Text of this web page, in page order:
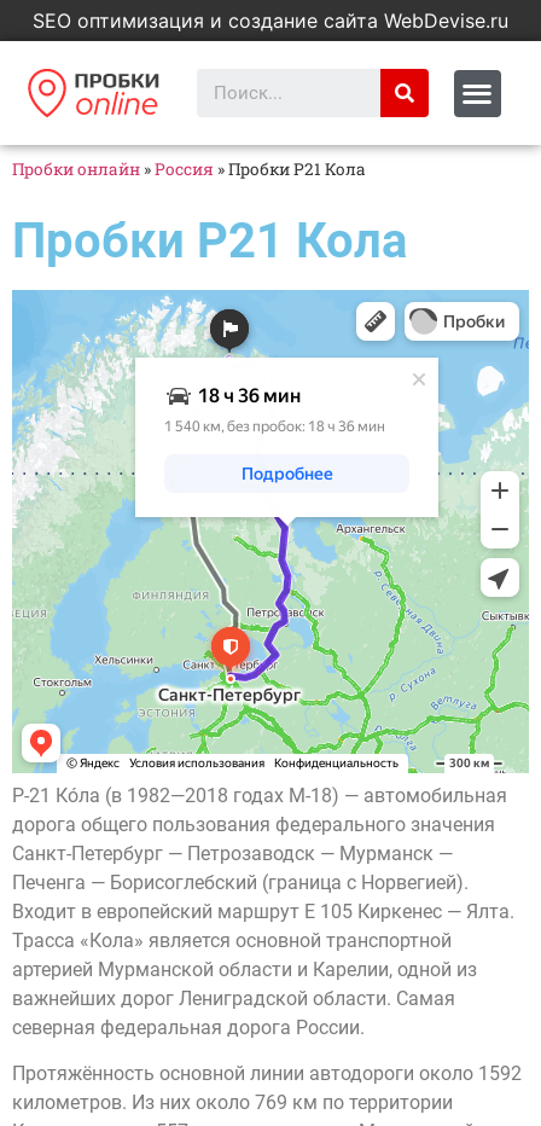
SEO оптимизация и создание сайта WebDevise.ru
Пробки онлайн »Россия »Пробки Р21 Кола
Пробки Р21 Кола
Р-21 Ко́ла (в 1982—2018 годах М-18) — автомобильная
дорога общего пользования федерального значения
Санкт-Петербург — Петрозаводск — Мурманск —
Печенга — Борисоглебский (граница с Норвегией).
Входит в европейский маршрут E 105 Киркенес — Ялта.
Трасса «Кола» является основной транспортной
артерией Мурманской области и Карелии, одной из
важнейших дорог Лениградской области. Самая
северная федеральная дорога России.
Протяжённость основной линии автодороги около 1592
километров. Из них около 769 км по территории